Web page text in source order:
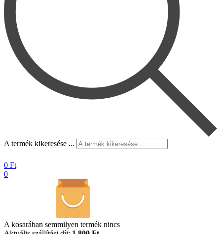
A termék kikeresése ...
0 Ft
0
A kosarában semmilyen termék nincs